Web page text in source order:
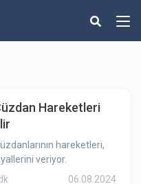
Hareketleri
hareketleri,
veriyor.
06.08.2024